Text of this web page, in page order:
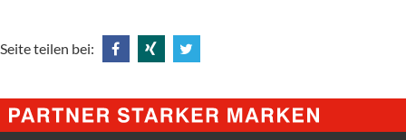
Seite teilen bei:
@
Facebook
@
Xing
@
Twitter